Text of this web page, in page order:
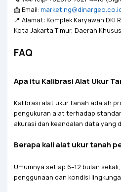
📩 Email:
📍 Alamat: Komplek Karyawan DKI
Kota Jakarta Timur, Daerah
FAQ
Apa itu Kalibrasi Alat Ukur
Kalibrasi alat ukur tanah adalah
pengukuran alat terhadap
akurasi dan keandalan data yang
Berapa kali alat ukur tanah
Umumnya setiap 6–12 bulan
penggunaan dan kondisi